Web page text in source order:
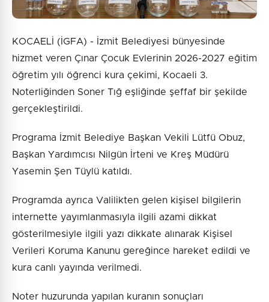
KOCAELİ (İGFA) - İzmit Belediyesi bünyesinde
hizmet veren Çınar Çocuk Evlerinin 2026-2027 eğitim
öğretim yılı öğrenci kura çekimi, Kocaeli 3.
Noterliğinden Soner Tığ eşliğinde şeffaf bir şekilde
gerçekleştirildi.
Programa İzmit Belediye Başkan Vekili Lütfü Obuz,
Başkan Yardımcısı Nilgün İrteni ve Kreş Müdürü
Yasemin Şen Tüylü katıldı.
Programda ayrıca Valilikten gelen kişisel bilgilerin
internette yayımlanmasıyla ilgili azami dikkat
gösterilmesiyle ilgili yazı dikkate alınarak Kişisel
Verileri Koruma Kanunu gereğince hareket edildi ve
kura canlı yayında verilmedi.
Noter huzurunda yapılan kuranın sonuçları